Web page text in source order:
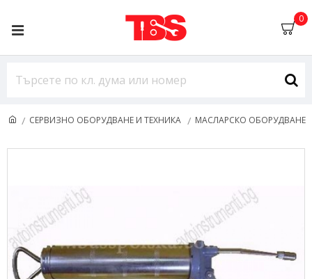
0
СЕРВИЗНО ОБОРУДВАНЕ И ТЕХНИКА МАСЛАРСКО ОБОРУДВАНЕ